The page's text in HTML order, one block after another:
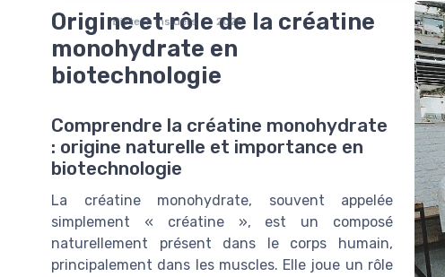
Biotech Insiders — 2026
Origine et rôle de la créatine
monohydrate en
biotechnologie
Comprendre la créatine monohydrate
: origine naturelle et importance en
biotechnologie
La créatine monohydrate, souvent appelée
simplement « créatine », est un composé
naturellement présent dans le corps humain,
principalement dans les muscles. Elle joue un rôle